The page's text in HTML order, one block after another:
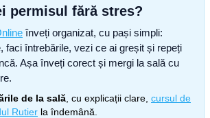
permisul fără stres?
înveți organizat, cu pași simpli:
faci întrebările, vezi ce ai greșit și repeți
Așa înveți corect și mergi la sală cu
de la sală , cu explicații clare, cursul de
Rutier la îndemână.